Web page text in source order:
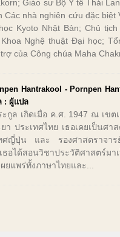
Giáo sư Bộ Y tế Thái
Các nhà nghiên cứu đặc biệt
Kyoto Nhật Bản; Chủ
Nghệ thuật Đại học;
của Công chúa Maha
Hantrakool - Pornpen
: ผู้แปล
กูล เกิดเมื่อ ค.ศ. 1947 ณ เขต
า ประเทศไทย เธอเคยเป็นศา
ศญี่ปุ่น และ รองศาสตราจาร
อได้สอนวิชาประวัติศาสตร์ม
ยแพร่ทั้งภาษาไทยและ...